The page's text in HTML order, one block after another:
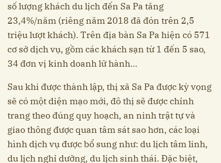
số lượng khách du lịch đến Sa Pa tăng
23,4%/năm (riêng năm 2018 đã đón trên 2,5
triệu lượt khách). Trên địa bàn Sa Pa hiện có 571
cơ sở dịch vụ, gồm các khách sạn từ 1 đến 5 sao,
34 đơn vị kinh doanh lữ hành…
Sau khi được thành lập, thị xã Sa Pa được kỳ vọng
sẽ có một diện mạo mới, đô thị sẽ được chỉnh
trang theo đúng quy hoạch, an ninh trật tự và
giao thông được quan tâm sát sao hơn, các loại
hình dịch vụ được bổ sung như: du lịch tâm linh,
du lịch nghỉ dưỡng, du lịch sinh thái. Đặc biệt,